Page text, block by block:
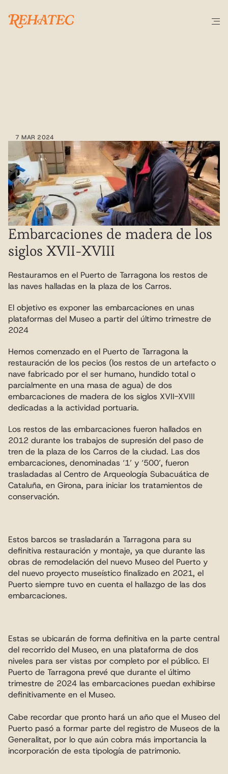
7 MAR 2024
Embarcaciones de madera de los
siglos XVII-XVIII
Restauramos en el Puerto de Tarragona los restos de
las naves halladas en la plaza de los Carros.
El objetivo es exponer las embarcaciones en unas
plataformas del Museo a partir del último trimestre de
2024
Hemos comenzado en el Puerto de Tarragona la
restauración de los pecios (los restos de un artefacto o
nave fabricado por el ser humano, hundido total o
parcialmente en una masa de agua) de dos
embarcaciones de madera de los siglos XVII-XVIII
dedicadas a la actividad portuaria.
Los restos de las embarcaciones fueron hallados en
2012 durante los trabajos de supresión del paso de
tren de la plaza de los Carros de la ciudad. Las dos
embarcaciones, denominadas ‘1’ y ‘500’, fueron
trasladadas al Centro de Arqueología Subacuática de
Cataluña, en Girona, para iniciar los tratamientos de
conservación.
Estos barcos se trasladarán a Tarragona para su
definitiva restauración y montaje, ya que durante las
obras de remodelación del nuevo Museo del Puerto y
del nuevo proyecto museístico finalizado en 2021, el
Puerto siempre tuvo en cuenta el hallazgo de las dos
embarcaciones.
Estas se ubicarán de forma definitiva en la parte central
del recorrido del Museo, en una plataforma de dos
niveles para ser vistas por completo por el público. El
Puerto de Tarragona prevé que durante el último
trimestre de 2024 las embarcaciones puedan exhibirse
definitivamente en el Museo.
Cabe recordar que pronto hará un año que el Museo del
Puerto pasó a formar parte del registro de Museos de la
Generalitat, por lo que aún cobra más importancia la
incorporación de esta tipología de patrimonio.